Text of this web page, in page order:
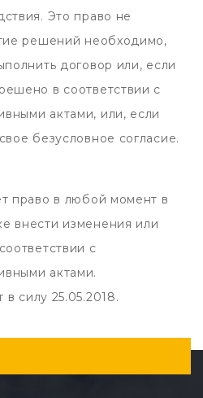
Это право не
решений необходимо,
договор или, если
в соответствии с
актами, или, если
безусловное согласие.
право в любой момент в
внести изменения или
с
актами.
в силу 25.05.2018.